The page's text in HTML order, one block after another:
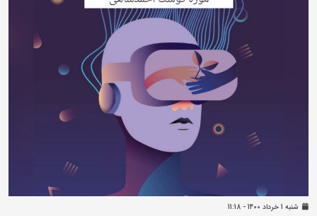
شنبه 1 خرداد 1400 - 11:18